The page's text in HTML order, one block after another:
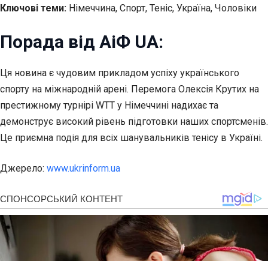
Ключові теми: Німеччина, Спорт, Теніс, Україна, Чоловіки
Порада від АіФ UA:
Ця новина є чудовим прикладом успіху українського
спорту на міжнародній арені. Перемога Олексія Крутих на
престижному турнірі WTT у Німеччині надихає та
демонструє високий рівень підготовки наших спортсменів.
Це приємна подія для всіх шанувальників тенісу в Україні.
Джерело: www.ukrinform.ua